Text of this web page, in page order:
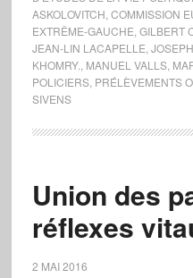
ASKOLOVITCH COMMISSION
EXTRÊME-GAUCHE GILBERT
JEAN-LIN LACAPELLE
KHOMRY. MANUEL VALLS,
POLICIERS, PRÉLÈVEMENTS
SIVENS
Union des
réflexes
2 MAI 2016